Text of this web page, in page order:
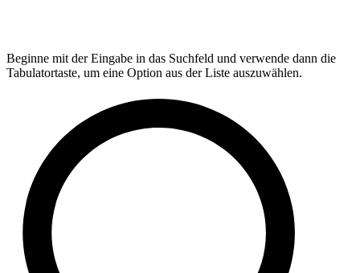
Beginne mit der Eingabe in das Suchfeld und verwende dann die
Tabulatortaste, um eine Option aus der Liste auszuwählen.